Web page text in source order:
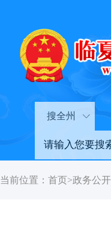
搜全州
当前位置： 首页>政务公开